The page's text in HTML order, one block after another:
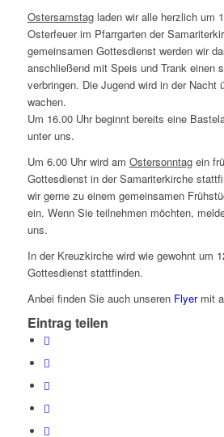
Ostersamstagladen wir alle herzlich um
Osterfeuer im Pfarrgarten der
gemeinsamen Gottesdienst werden wir
anschließend mit Speis und Trank einen
verbringen. Die Jugend wird in der Nacht
wachen.
Um 16.00 Uhr beginnt bereits eine
unter uns.
Um 6.00 Uhr wird am Ostersonntagein
Gottesdienst in der Samariterkirche
wir gerne zu einem gemeinsamen
ein. Wenn Sie teilnehmen möchten,
uns.
In der Kreuzkirche wird wie gewohnt um
Gottesdienst stattfinden.
Anbei finden Sie auch unseren Flyermit
Eintrag teilen